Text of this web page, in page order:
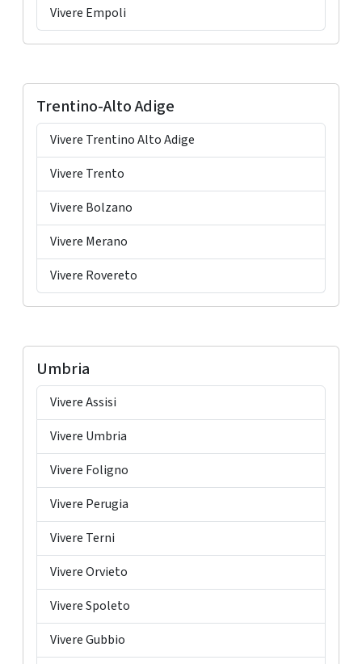
Vivere Empoli
Trentino-Alto Adige
Vivere Trentino Alto Adige
Vivere Trento
Vivere Bolzano
Vivere Merano
Vivere Rovereto
Umbria
Vivere Assisi
Vivere Umbria
Vivere Foligno
Vivere Perugia
Vivere Terni
Vivere Orvieto
Vivere Spoleto
Vivere Gubbio